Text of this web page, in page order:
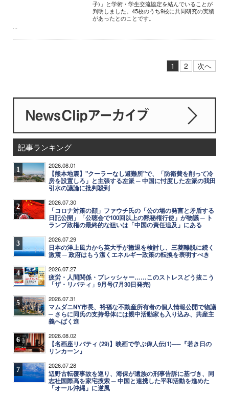
子)」と学術・学生交流協定を結んでいることが
判明しました。45校のうち9校に共同研究の実績
があったとのことです。
...
1 2 次へ
記事ランキング
1 2026.08.01
【熊本地震】"クーラーなし避難所"で、「防衛費を削って冷
房を設置しろ」と主張する左派 ─ 中国に忖度した左派の我田
引水の議論に批判殺到
2 2026.07.30
「コロナ対策の顔」ファウチ氏の「公の場の発言と矛盾する
日記公開」「公聴会で100回以上の黙秘権行使」が物議 ─ ト
ランプ政権の最終的な狙いは「中国の責任追及」にある
3 2026.07.29
日本の洋上風力から英大手が撤退を検討し、三菱離脱に続く
激震 ─ 政府はもう潔くエネルギー政策の転換を表明すべき
4 2026.07.27
疲労・人間関係・プレッシャー……このストレスどう抜こう
「ザ・リバティ」9月号(7月30日発売)
5 2026.07.31
マムダニNY市長、裕福な不動産所有者の個人情報公開で物議
─ さらに同氏の支持母体には親中活動家も入り込み、共産主
義へばく進
6 2026.08.02
【名画座リバティ (29)】映画で学ぶ偉人伝(1)──『若き日の
リンカーン』
7 2026.07.28
辺野古転覆事故を巡り、海保が遺族の刑事告訴に基づき、同
志社国際高を家宅捜索 ─ 中国と連携した平和活動を進めた
「オール沖縄」に逆風